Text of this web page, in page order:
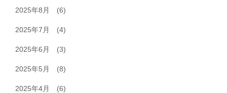
2025年8月 (6)
2025年7月 (4)
2025年6月 (3)
2025年5月 (8)
2025年4月 (6)